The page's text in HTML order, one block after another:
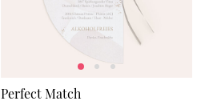
Perfect Match